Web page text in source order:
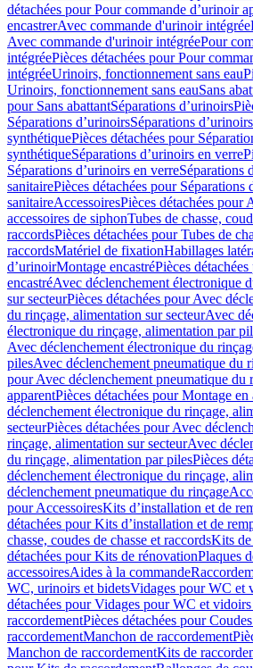
détachées pour Pour commande d’urinoir
encastrerAvec commande d'urinoir intégrée
Avec commande d'urinoir intégréePour
intégréePièces détachées pour Pour
intégréeUrinoirs, fonctionnement sans eau
Urinoirs, fonctionnement sans eauSans
pour Sans abattantSéparations d’urinoirs
Séparations d’urinoirsSéparations
synthétiquePièces détachées pour
synthétiqueSéparations d’urinoirs en verre
Séparations d’urinoirs en verreSéparations
sanitairePièces détachées pour Séparations
sanitaireAccessoiresPièces détachées pour
accessoires de siphonTubes de chasse,
raccordsPièces détachées pour Tubes de
raccordsMatériel de fixationHabillages
dʼurinoirMontage encastréPièces
encastréAvec déclenchement électronique
sur secteurPièces détachées pour Avec
du rinçage, alimentation sur secteurAvec
électronique du rinçage, alimentation par
Avec déclenchement électronique du
pilesAvec déclenchement pneumatique du
pour Avec déclenchement pneumatique du
apparentPièces détachées pour Montage en
déclenchement électronique du rinçage,
secteurPièces détachées pour Avec
rinçage, alimentation sur secteurAvec
du rinçage, alimentation par pilesPièces
déclenchement électronique du rinçage,
déclenchement pneumatique du rinçage
pour AccessoiresKits d’installation et de
détachées pour Kits d’installation et de
chasse, coudes de chasse et raccordsKits
détachées pour Kits de rénovationPlaques
accessoiresAides à la commande
WC, urinoirs et bidetsVidages pour WC et
détachées pour Vidages pour WC et vidoirs
raccordementPièces détachées pour
raccordementManchon de raccordement
Manchon de raccordementKits de